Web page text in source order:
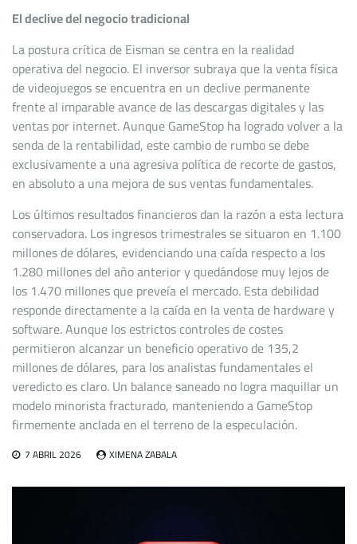
El declive del negocio tradicional
La postura crítica de Eisman se centra en la realidad
operativa del negocio. El inversor subraya que la venta física
de videojuegos se encuentra en un declive permanente
frente al imparable avance de las descargas digitales y las
ventas por internet. Aunque GameStop ha logrado volver a la
senda de la rentabilidad, este cambio de rumbo se debe
exclusivamente a una agresiva política de recorte de gastos,
en absoluto a una mejora de sus ventas fundamentales.
Los últimos resultados financieros dan la razón a esta lectura
conservadora. Los ingresos trimestrales se situaron en 1.100
millones de dólares, evidenciando una caída respecto a los
1.280 millones del año anterior y quedándose muy lejos de
los 1.470 millones que preveía el mercado. Esta debilidad
responde directamente a la caída en la venta de hardware y
software. Aunque los estrictos controles de costes
permitieron alcanzar un beneficio operativo de 135,2
millones de dólares, para los analistas fundamentales el
veredicto es claro. Un balance saneado no logra maquillar un
modelo minorista fracturado, manteniendo a GameStop
firmemente anclada en el terreno de la especulación.
7 ABRIL 2026 XIMENA ZABALA